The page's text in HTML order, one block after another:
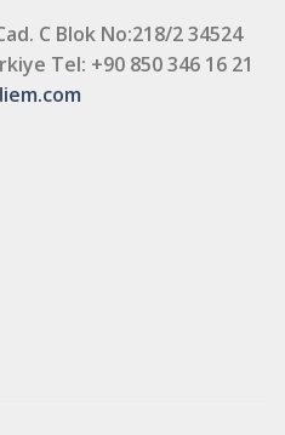
C Blok No:218/2 34524
Tel: +90 850 346 16 21